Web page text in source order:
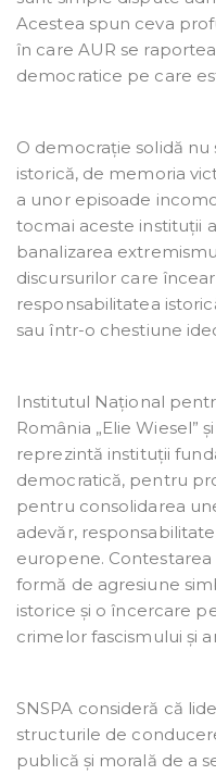
Acestea spun ceva
în care AUR se
democratice pe care
O democrație solidă
istorică, de memoria
a unor episoade
tocmai aceste instituții
banalizarea
discursurilor care
responsabilitatea
sau într-o chestiune
Institutul Național
România „Elie Wiesel”
reprezintă instituții
democratică, pentru
pentru consolidarea
adevăr,
europene.
formă de agresiune
istorice și o încercare
crimelor fascismului și
SNSPA consideră că
structurile de
publică și morală de a